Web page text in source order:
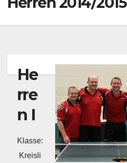
He
rre
n I
Klasse:
Kreisli